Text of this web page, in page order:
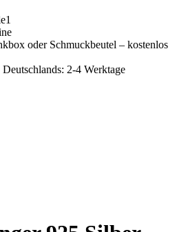
1
oder Schmuckbeutel – kostenlos
2-4 Werktage